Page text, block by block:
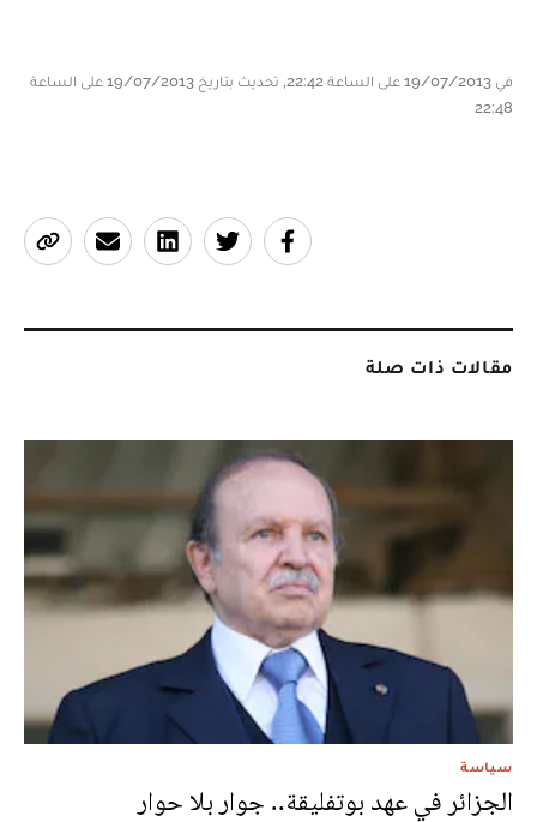
في 19/07/2013 على الساعة 22:42, تحديث بتاريخ 19/07/2013 على الساعة
22:48
مقالات ذات صلة
سياسة
الجزائر في عهد بوتفليقة.. جوار بلا حوار